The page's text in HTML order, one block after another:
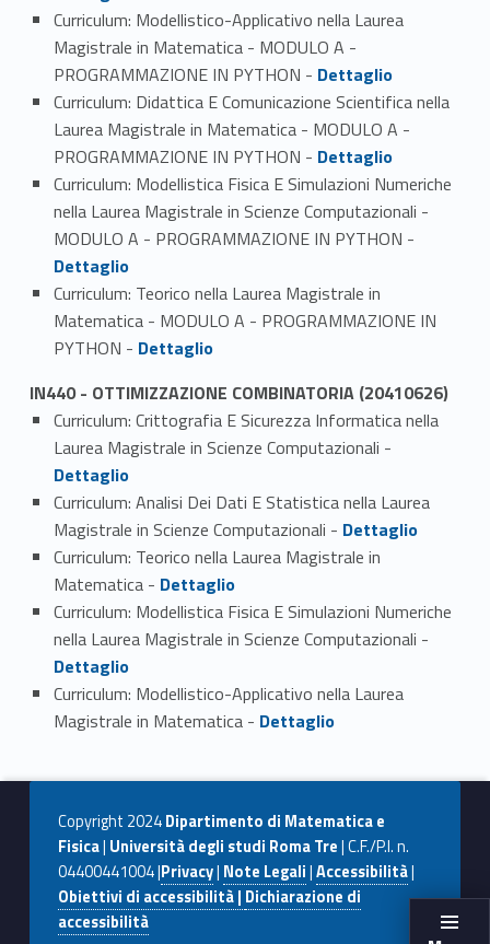
Curriculum: Modellistico-Applicativo nella Laurea
Magistrale in Matematica - MODULO A -
PROGRAMMAZIONE IN PYTHON - Link identifier #identifier_person_51079-5
Dettaglio
Curriculum: Didattica E Comunicazione Scientifica nella
Laurea Magistrale in Matematica - MODULO A -
PROGRAMMAZIONE IN PYTHON - Link identifier #identifier_person_187597-6
Dettaglio
Curriculum: Modellistica Fisica E Simulazioni Numeriche
nella Laurea Magistrale in Scienze Computazionali -
MODULO A - PROGRAMMAZIONE IN PYTHON -
Dettaglio
Curriculum: Teorico nella Laurea Magistrale in
Matematica - MODULO A - PROGRAMMAZIONE IN
PYTHON - Link identifier #identifier_person_94033-8
Dettaglio
IN440 - OTTIMIZZAZIONE COMBINATORIA (20410626)
Curriculum: Crittografia E Sicurezza Informatica nella
Laurea Magistrale in Scienze Computazionali -
Dettaglio
Curriculum: Analisi Dei Dati E Statistica nella Laurea
Magistrale in Scienze Computazionali - Link identifier #identifier_person_103119-2
Dettaglio
Curriculum: Teorico nella Laurea Magistrale in
Matematica - Link identifier #identifier_person_40957-3
Dettaglio
Curriculum: Modellistica Fisica E Simulazioni Numeriche
nella Laurea Magistrale in Scienze Computazionali -
Dettaglio
Curriculum: Modellistico-Applicativo nella Laurea
Magistrale in Matematica - Link identifier #identifier_person_180454-5
Dettaglio
Copyright 2024Dipartimento di Matematica e
Fisica| Università degli studi Roma Tre| C.F./P.I. n.
04400441004 |Privacy| Note Legali|Accessibilità|
Obiettivi di accessibilità | Dichiarazione di
accessibilità